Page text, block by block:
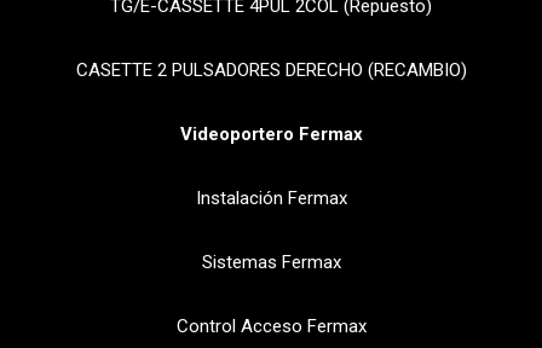
TG/E-CASSETTE 4PUL 2COL (Repuesto)
CASETTE 2 PULSADORES DERECHO (RECAMBIO)
Videoportero Fermax
Instalación Fermax
Sistemas Fermax
Control Acceso Fermax